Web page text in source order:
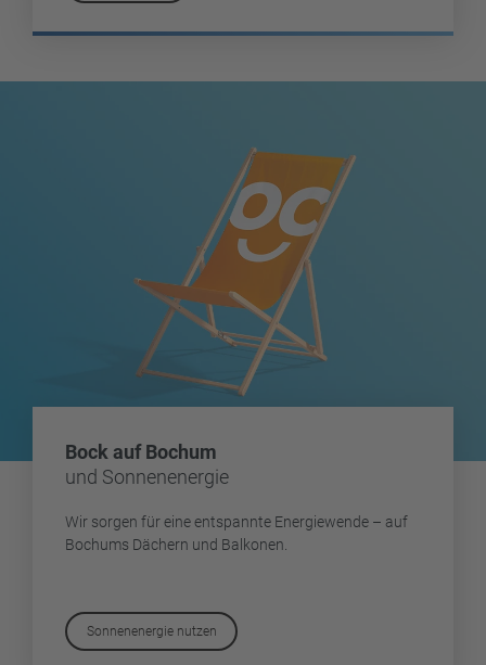
Bock auf Bochum
und Sonnenenergie
Wir sorgen für eine entspannte Energiewende – auf
Bochums Dächern und Balkonen.
Sonnenenergie nutzen